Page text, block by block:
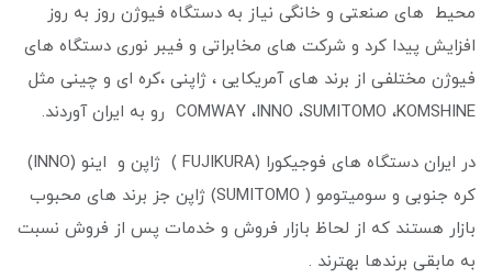
محیط های صنعتی و خانگی نیاز به دستگاه فیوژن روز به روز
افزایش پیدا کرد و شرکت های مخابراتی و فیبر نوری دستگاه های
فیوژن مختلفی از برند های آمریکایی ، ژاپنی ،کره ای و چینی مثل
COMWAY ،INNO ،SUMITOMO ،KOMSHINE رو به ایران آوردند.
در ایران دستگاه های فوجیکورا (FUJIKURA ) ژاپن و اینو (INNO)
کره جنوبی و سومیتومو ( SUMITOMO) ژاپن جز برند های محبوب
بازار هستند که از لحاظ بازار فروش و خدمات پس از فروش نسبت
به مابقی برندها بهترند .